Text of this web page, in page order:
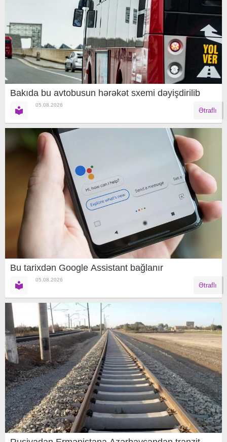
Bakıda bu avtobusun hərəkət sxemi dəyişdirilib
05.08.2026
Ətraflı
Bu tarixdən Google Assistant bağlanır
05.08.2026
Ətraflı